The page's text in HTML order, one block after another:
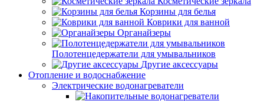
Корзины для белья
Коврики для ванной
Органайзеры
Полотенцедержатели для умывальников
Другие аксессуары
Отопление и водоснабжение
Электрические водонагреватели